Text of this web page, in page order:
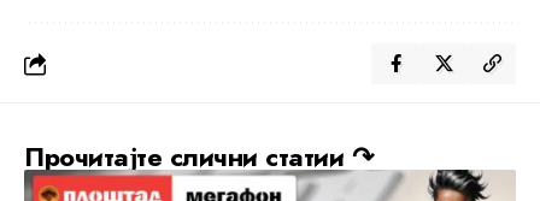
Прочитајте слични статии ↷